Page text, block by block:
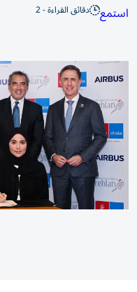
استمع دقائق القراءة - 2